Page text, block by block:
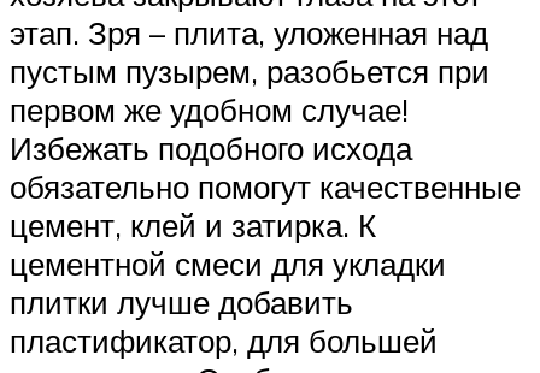
этап. Зря – плита, уложенная над
пустым пузырем, разобьется при
первом же удобном случае!
Избежать подобного исхода
обязательно помогут качественные
цемент, клей и затирка. К
цементной смеси для укладки
плитки лучше добавить
пластификатор, для большей